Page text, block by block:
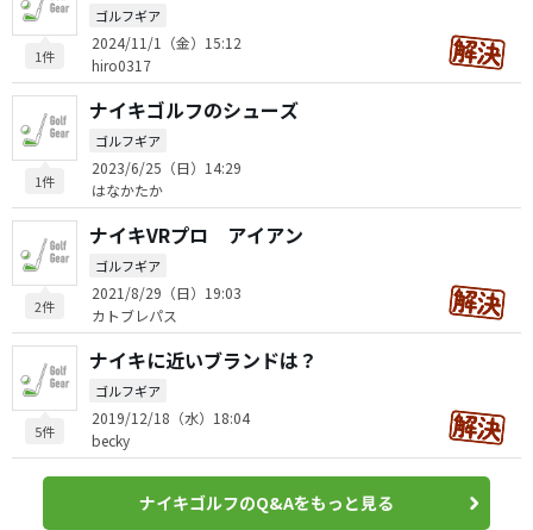
1件
ゴルフギア
2024/11/1（金）15:12
hiro0317
1件
ナイキゴルフのシューズ
ゴルフギア
2023/6/25（日）14:29
はなかたか
2件
ナイキVRプロ アイアン
ゴルフギア
2021/8/29（日）19:03
カトブレパス
5件
ナイキに近いブランドは？
ゴルフギア
2019/12/18（水）18:04
becky
ナイキゴルフのQ&Aをもっと見る